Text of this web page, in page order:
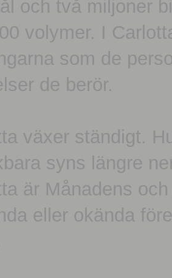
och två miljoner
volymer. I
som de
de berör.
växer ständigt.
syns längre
är Månadens
eller okända